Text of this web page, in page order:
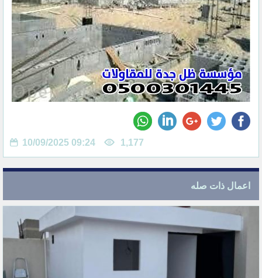
10/09/2025 09:24 1,177
اعمال ذات صله